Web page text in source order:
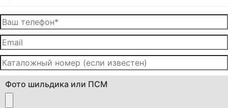
Фото шильдика или ПСМ